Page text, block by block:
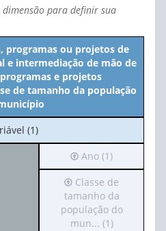
para definir sua
programas ou projetos de
e intermediação de mão de
e projetos
de tamanho da população
(1)
Irá
para
o
cabeçalho
(possui
apenas
Ano (1)
Irá
para
o
cabeçalho
Classe de
tamanho da
população do
mun... (1)